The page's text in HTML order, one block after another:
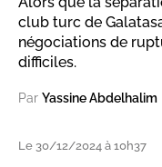
club turc de
négociations de
difficiles.
Par Yassine Abdelhalim
Le 30/12/2024 à 10h37